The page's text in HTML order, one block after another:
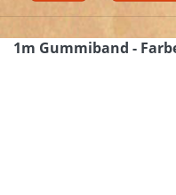
1m Gummiband -